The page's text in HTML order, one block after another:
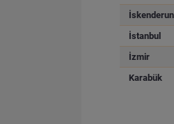
İstanbul
İzmir
Karabük